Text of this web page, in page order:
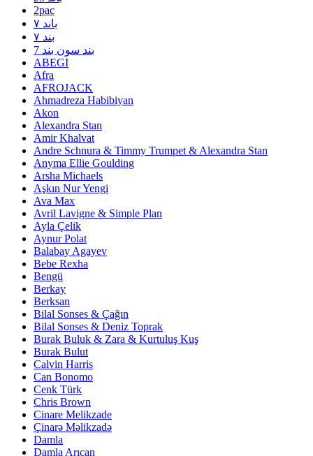
2pac
۷ باند
۷ بند
7 بند سون بند
ABEGI
Afra
AFROJACK
Ahmadreza Habibiyan
Akon
Alexandra Stan
Amir Khalvat
Andre Schnura & Timmy Trumpet & Alexandra Stan
Anyma Ellie Goulding
Arsha Michaels
Aşkın Nur Yengi
Ava Max
Avril Lavigne & Simple Plan
Ayla Çelik
Aynur Polat
Balabay Agayev
Bebe Rexha
Bengü
Berkay
Berksan
Bilal Sonses & Çağın
Bilal Sonses & Deniz Toprak
Burak Buluk & Zara & Kurtuluş Kuş
Burak Bulut
Calvin Harris
Can Bonomo
Cenk Türk
Chris Brown
Cinare Melikzade
Çinarə Məlikzadə
Damla
Damla Arıcan